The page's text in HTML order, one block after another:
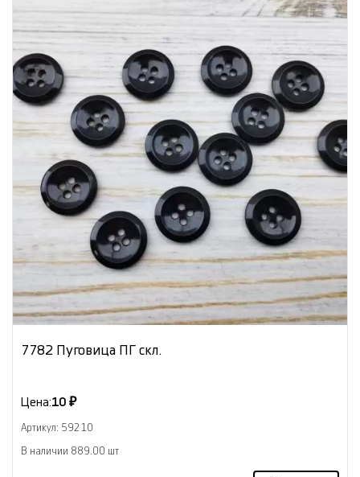
7782 Пуговица ПГ скл.
Цена:10 ₽
Артикул: 59210
В наличии 889.00 шт